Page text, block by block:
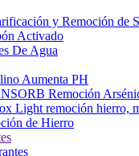
y Remoción de
Activado
De Agua
Aumenta PH
Remoción
Light remoción hierro,
de Hierro